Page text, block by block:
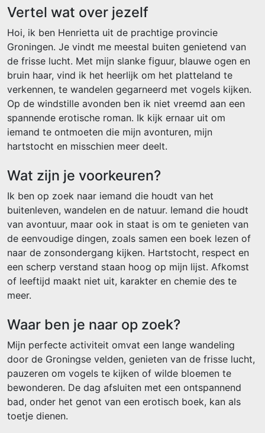
Vertel wat over jezelf
Hoi, ik ben Henrietta uit de prachtige provincie
Groningen. Je vindt me meestal buiten genietend van
de frisse lucht. Met mijn slanke figuur, blauwe ogen en
bruin haar, vind ik het heerlijk om het platteland te
verkennen, te wandelen gegarneerd met vogels kijken.
Op de windstille avonden ben ik niet vreemd aan een
spannende erotische roman. Ik kijk ernaar uit om
iemand te ontmoeten die mijn avonturen, mijn
hartstocht en misschien meer deelt.
Wat zijn je voorkeuren?
Ik ben op zoek naar iemand die houdt van het
buitenleven, wandelen en de natuur. Iemand die houdt
van avontuur, maar ook in staat is om te genieten van
de eenvoudige dingen, zoals samen een boek lezen of
naar de zonsondergang kijken. Hartstocht, respect en
een scherp verstand staan hoog op mijn lijst. Afkomst
of leeftijd maakt niet uit, karakter en chemie des te
meer.
Waar ben je naar op zoek?
Mijn perfecte activiteit omvat een lange wandeling
door de Groningse velden, genieten van de frisse lucht,
pauzeren om vogels te kijken of wilde bloemen te
bewonderen. De dag afsluiten met een ontspannend
bad, onder het genot van een erotisch boek, kan als
toetje dienen.